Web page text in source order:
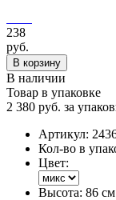
238
руб.
В корзину
В наличии
Товар в упаковке
2 380 руб. за
Артикул:
Кол-во в
Цвет:
Высота: 86 см